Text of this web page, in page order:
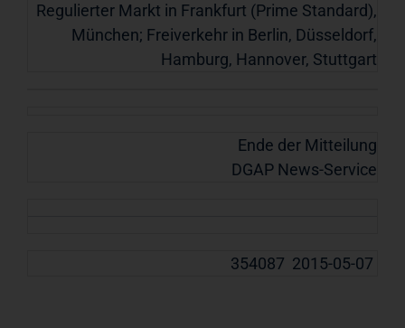
Regulierter Markt in Frankfurt (Prime Standard),
München; Freiverkehr in Berlin, Düsseldorf,
Hamburg, Hannover, Stuttgart
Ende der Mitteilung
DGAP News-Service
354087 2015-05-07